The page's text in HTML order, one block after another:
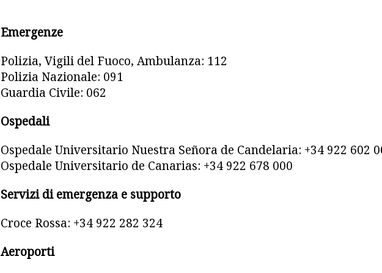
Emergenze
Polizia, Vigili del Fuoco, Ambulanza: 112
Polizia Nazionale: 091
Guardia Civile: 062
Ospedali
Ospedale Universitario Nuestra Señora de Candelaria: +34 922 602
Ospedale Universitario de Canarias: +34 922 678 000
Servizi di emergenza e supporto
Croce Rossa: +34 922 282 324
Aeroporti